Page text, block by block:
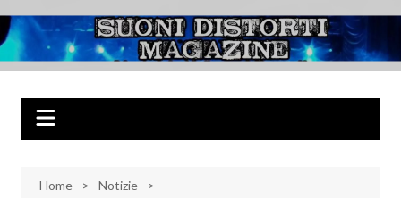
al
contenuto
Suoni Distorti
Magazine
Musica Rock, Metal, Punk e varie sonorità alternative
Home
Notizie